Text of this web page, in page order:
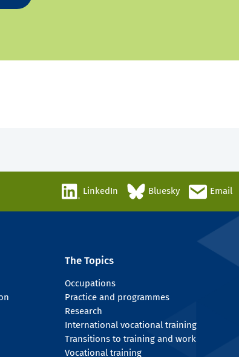
LinkedIn Bluesky Email
The Topics
Occupations
Practice and programmes
Research
International vocational training
Transitions to training and work
Vocational training